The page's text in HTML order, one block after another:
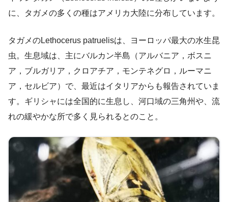
に、タガメの多くの種はアメリカ大陸に分布しています。
タガメのLethocerus patruelisは、ヨーロッパ最大の水生昆
虫。生息域は、主にバルカン半島（アルバニア，ボスニ
ア，ブルガリア，クロアチア，モンテネグロ，ルーマニ
ア，セルビア）で、最近はイタリアからも報告されていま
す。ギリシャには全国的に生息し、河口域の三角州や、流
れの緩やかな所で多く見られるとのこと。